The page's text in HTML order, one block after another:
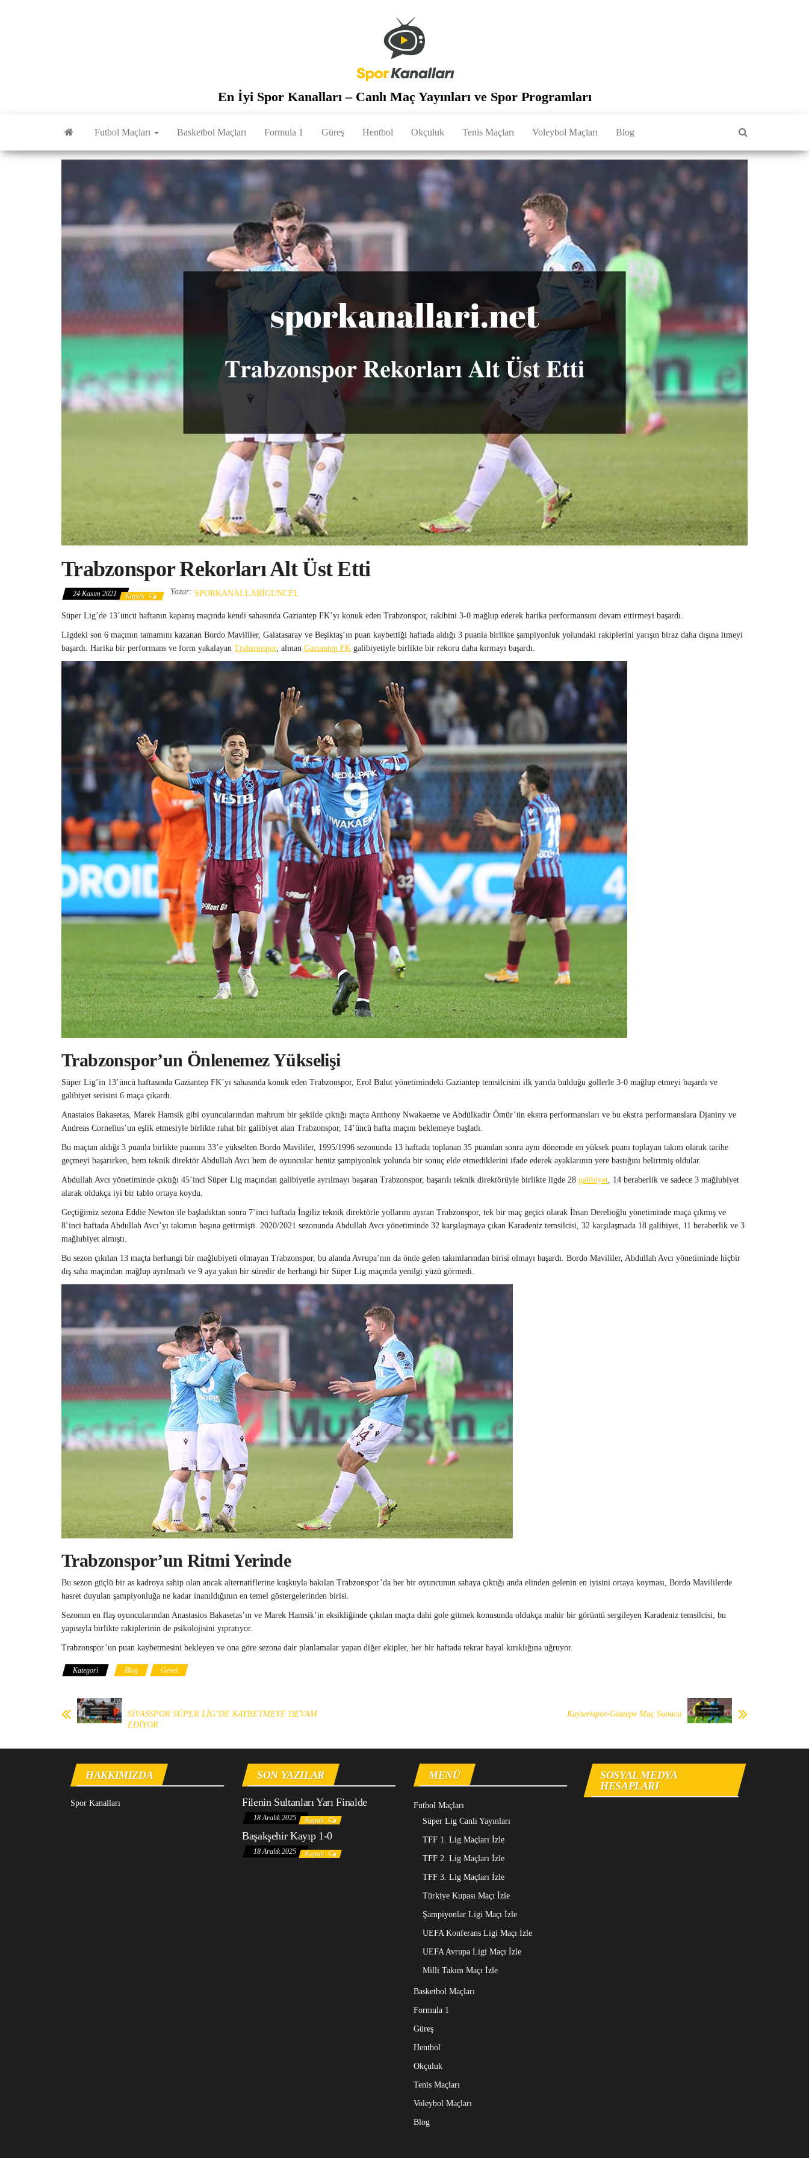
En İyi Spor Kanalları – Canlı Maç Yayınları ve Spor Programları
Futbol Maçları Basketbol Maçları Formula 1 Güreş Hentbol Okçuluk Tenis Maçları Voleybol Maçları Blog
Trabzonspor Rekorları Alt Üst Etti
24 Kasım 2021 Kapalı Yazar: SPORKANALLARIGUNCEL
Süper Lig’de 13’üncü haftanın kapanış maçında kendi sahasında Gaziantep FK’yı konuk eden Trabzonspor, rakibini 3-0 mağlup ederek harika performansını devam ettirmeyi başardı.
Ligdeki son 6 maçının tamamını kazanan Bordo Mavililer, Galatasaray ve Beşiktaş’ın puan kaybettiği haftada aldığı 3 puanla birlikte şampiyonluk yolundaki rakiplerini yarışın biraz daha dışına itmeyi
başardı. Harika bir performans ve form yakalayan Trabzonspor, alınan Gaziantep FK galibiyetiyle birlikte bir rekoru daha kırmayı başardı.
Trabzonspor’un Önlenemez Yükselişi
Süper Lig’in 13’üncü haftasında Gaziantep FK’yı sahasında konuk eden Trabzonspor, Erol Bulut yönetimindeki Gaziantep temsilcisini ilk yarıda bulduğu gollerle 3-0 mağlup etmeyi başardı ve
galibiyet serisini 6 maça çıkardı.
Anastaios Bakasetas, Marek Hamsik gibi oyuncularından mahrum bir şekilde çıktığı maçta Anthony Nwakaeme ve Abdülkadir Ömür’ün ekstra performansları ve bu ekstra performanslara Djaniny ve
Andreas Cornelius’un eşlik etmesiyle birlikte rahat bir galibiyet alan Trabzonspor, 14’üncü hafta maçını beklemeye başladı.
Bu maçtan aldığı 3 puanla birlikte puanını 33’e yükselten Bordo Mavililer, 1995/1996 sezonunda 13 haftada toplanan 35 puandan sonra aynı dönemde en yüksek puanı toplayan takım olarak tarihe
geçmeyi başarırken, hem teknik direktör Abdullah Avcı hem de oyuncular henüz şampiyonluk yolunda bir sonuç elde etmediklerini ifade ederek ayaklarının yere bastığını belirtmiş oldular.
Abdullah Avcı yönetiminde çıktığı 45’inci Süper Lig maçından galibiyetle ayrılmayı başaran Trabzonspor, başarılı teknik direktörüyle birlikte ligde 28 galibiyet, 14 beraberlik ve sadece 3 mağlubiyet
alarak oldukça iyi bir tablo ortaya koydu.
Geçtiğimiz sezona Eddie Newton ile başladıktan sonra 7’inci haftada İngiliz teknik direktörle yollarını ayıran Trabzonspor, tek bir maç geçici olarak İhsan Derelioğlu yönetiminde maça çıkmış ve
8’inci haftada Abdullah Avcı’yı takımın başına getirmişti. 2020/2021 sezonunda Abdullah Avcı yönetiminde 32 karşılaşmaya çıkan Karadeniz temsilcisi, 32 karşılaşmada 18 galibiyet, 11 beraberlik ve 3
mağlubiyet almıştı.
Bu sezon çıkılan 13 maçta herhangi bir mağlubiyeti olmayan Trabzonspor, bu alanda Avrupa’nın da önde gelen takımlarından birisi olmayı başardı. Bordo Mavililer, Abdullah Avcı yönetiminde hiçbir
dış saha maçından mağlup ayrılmadı ve 9 aya yakın bir süredir de herhangi bir Süper Lig maçında yenilgi yüzü görmedi.
Trabzonspor’un Ritmi Yerinde
Bu sezon güçlü bir as kadroya sahip olan ancak alternatiflerine kuşkuyla bakılan Trabzonspor’da her bir oyuncunun sahaya çıktığı anda elinden gelenin en iyisini ortaya koyması, Bordo Mavililerde
hasret duyulan şampiyonluğa ne kadar inanıldığının en temel göstergelerinden birisi.
Sezonun en flaş oyuncularından Anastasios Bakasetas’ın ve Marek Hamsik’in eksikliğinde çıkılan maçta dahi gole gitmek konusunda oldukça mahir bir görüntü sergileyen Karadeniz temsilcisi, bu
yapısıyla birlikte rakiplerinin de psikolojisini yıpratıyor.
Trabzonspor’un puan kaybetmesini bekleyen ve ona göre sezona dair planlamalar yapan diğer ekipler, her bir haftada tekrar hayal kırıklığına uğruyor.
Kategori Blog Genel
SİVASSPOR SÜPER LİG’DE KAYBETMEYE DEVAM
EDİYOR
Kayserispor-Göztepe Maç Sonucu
HAKKIMIZDA
Spor Kanalları
SON YAZILAR
Filenin Sultanları Yarı Finalde
18 Aralık 2025 Kapalı
Başakşehir Kayıp 1-0
18 Aralık 2025 Kapalı
MENÜ
Futbol Maçları
Süper Lig Canlı Yayınları
TFF 1. Lig Maçları İzle
TFF 2. Lig Maçları İzle
TFF 3. Lig Maçları İzle
Türkiye Kupası Maçı İzle
Şampiyonlar Ligi Maçı İzle
UEFA Konferans Ligi Maçı İzle
UEFA Avrupa Ligi Maçı İzle
Milli Takım Maçı İzle
Basketbol Maçları
Formula 1
Güreş
Hentbol
Okçuluk
Tenis Maçları
Voleybol Maçları
Blog
SOSYAL MEDYA
HESAPLARI